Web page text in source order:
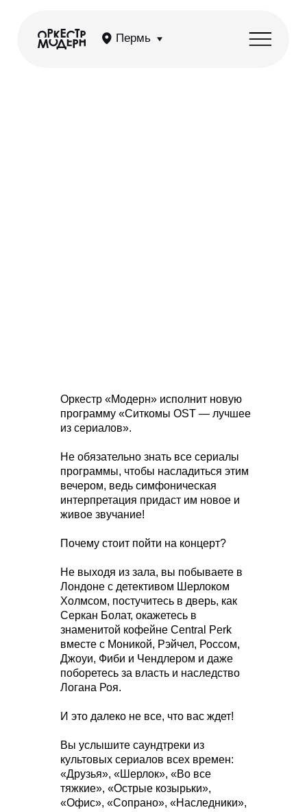
Оркестр «Модерн» исполнит новую
программу «Ситкомы OST — лучшее
из сериалов».
Не обязательно знать все сериалы
программы, чтобы насладиться этим
вечером, ведь симфоническая
интерпретация придаст им новое и
живое звучание!
Почему стоит пойти на концерт?
Не выходя из зала, вы побываете в
Лондоне с детективом Шерлоком
Холмсом, постучитесь в дверь, как
Серкан Болат, окажетесь в
знаменитой кофейне Central Perk
вместе с Моникой, Рэйчел, Россом,
Джоуи, Фиби и Чендлером и даже
поборетесь за власть и наследство
Логана Роя.
И это далеко не все, что вас ждет!
Вы услышите саундтреки из
культовых сериалов всех времен:
«Друзья», «Шерлок», «Во все
тяжкие», «Острые козырьки»,
«Офис», «Сопрано», «Наследники»,